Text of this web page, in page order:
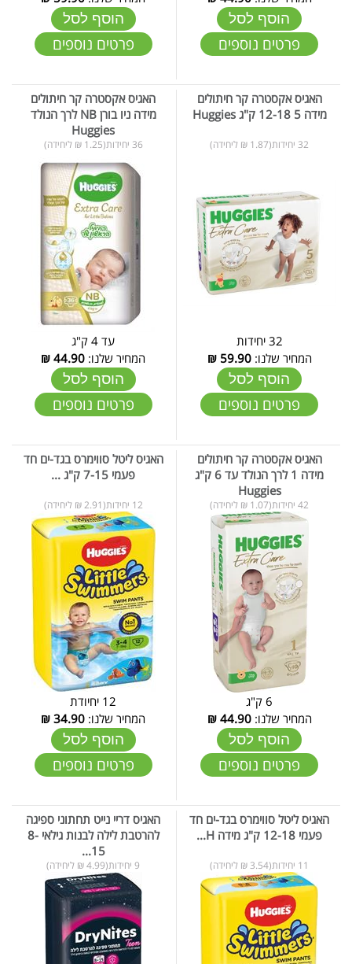
הוסף לסל
פרטים נוספים
הוסף לסל
פרטים נוספים
האגיס אקסטרה קר חיתולים
מידה 5 12-18 ק"ג Huggies
32 יחידות(1.87 ₪ ליחידה)
32 יחידות
המחיר שלנו:59.90
₪
הוסף לסל
פרטים נוספים
האגיס אקסטרה קר חיתולים
מידה ניו בורן NB לרך הנולד
Huggies
36 יחידות(1.25 ₪ ליחידה)
עד 4 ק"ג
המחיר שלנו: 44.90
₪
הוסף לסל
פרטים נוספים
האגיס אקסטרה קר חיתולים
מידה 1 לרך הנולד עד 6 ק"ג
Huggies
42 יחידות(1.07 ₪ ליחידה)
6 ק"ג
המחיר שלנו:44.90
₪
הוסף לסל
פרטים נוספים
​​​​​​​האגיס ​​​​​​​ליטל סווימרס בגד-ים חד
פעמי 7-15 ק"ג ...
12 יחידות(2.91 ₪ ליחידה)
12 יחיודת
המחיר שלנו: 34.90
₪
הוסף לסל
פרטים נוספים
​​​​​​​האגיס ליטל סווימרס בגד-ים חד
פעמי 12-18 ק"ג מידה H...
11 יחידות(3.54 ₪ ליחידה)
האגיס דריי נייט תחתוני ספיגה
להרטבת לילה לבנות גילאי 8-
15...
9 יחידות(4.99 ₪ ליחידה)